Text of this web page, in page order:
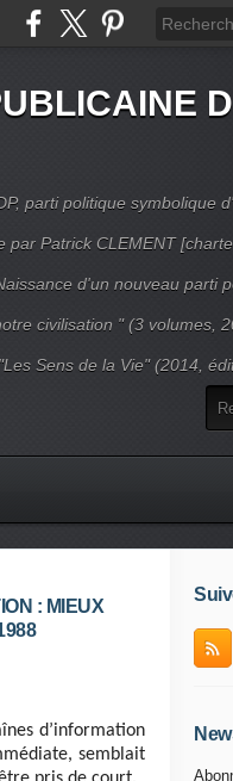
parti politique symbolique
Patrick CLEMENT
d'un nouveau parti
civilisation " (3 volumes,
Sens de la Vie" (2014,
: MIEUX
d’information
semblait